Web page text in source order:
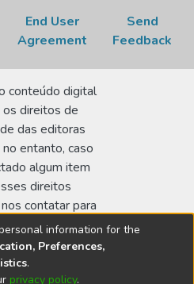
End User
Agreement
Send
Feedback
conteúdo digital
direitos de
das editoras
no entanto, caso
algum item
direitos
contatar para
regularização.
Arantes Ferraz
Cidade Universitária - CEP:
information for the
Preferences,
.
privacy policy.